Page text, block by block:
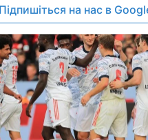
Підпишіться на нас в